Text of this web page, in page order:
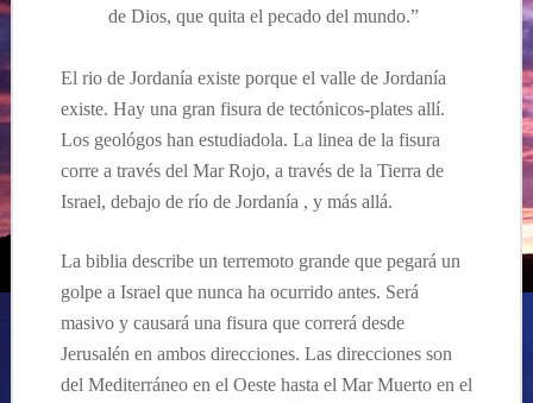
de Dios, que quita el pecado del mundo.”
El rio de Jordanía existe porque el valle de Jordanía
existe. Hayuna gran fisura de tectónicos-plates allí.
Los geológos han estudiadola. La linea de la fisura
corre a través del Mar Rojo, a través de la Tierra de
Israel, debajo de río de Jordanía , y más allá.
La biblia describe un terremoto grande que pegará un
golpe a Israel que nunca ha ocurrido antes. Será
masivo y causará una fisura que correrá desde
Jerusalén en ambos direcciones. Las direcciones son
del Mediterráneo en el Oeste hasta el Mar Muerto en el